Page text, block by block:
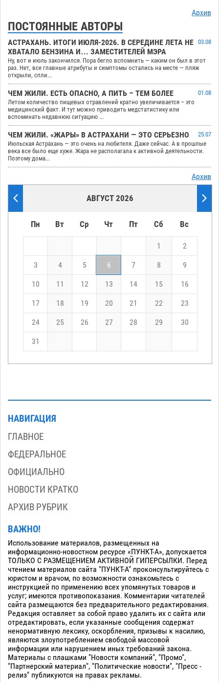
Архив
ПОСТОЯННЫЕ АВТОРЫ
АСТРАХАНЬ. ИТОГИ ИЮЛЯ-2026. В СЕРЕДИНЕ ЛЕТА НЕ
ХВАТАЛО БЕНЗИНА И… ЗАМЕСТИТЕЛЕЙ МЭРА
03.08
Ну, вот и июль закончился. Пора бегло вспомнить — каким он был в этот
раз. Нет, все главные атрибуты и симптомы остались на месте — пляж
открыли, спли...
ЧЕМ ЖИЛИ. ЕСТЬ ОПАСНО, А ПИТЬ – ТЕМ БОЛЕЕ
01.08
Летом количество пищевых отравлений кратно увеличивается – это
медицинский факт. И тут можно приводить медстатистику или
вспоминать недавнюю ситуацию ...
ЧЕМ ЖИЛИ. «ЖАРЫ» В АСТРАХАНИ — ЭТО СЕРЬЕЗНО
25.07
Июльская Астрахань — это очень на любителя. Даже сейчас. А в прошлые
века все было еще хуже. Жара не располагала к активной деятельности.
Поэтому дома...
Архив
АВГУСТ 2026
Пн Вт Ср Чт Пт Сб Вс
1 2
3 4 5 6 7 8 9
10 11 12 13 14 15 16
17 18 19 20 21 22 23
24 25 26 27 28 29 30
31
НАВИГАЦИЯ
ГЛАВНОЕ
ФЕДЕРАЛЬНОЕ
ОФИЦИАЛЬНО
НОВОСТИ КРАТКО
АРХИВ РУБРИК
ВАЖНО!
Использование материалов, размещенных на
информационно-новостном ресурсе «ПУНКТ-А», допускается
ТОЛЬКО С РАЗМЕЩЕНИЕМ АКТИВНОЙ ГИПЕРСЫЛКИ. Перед
чтением материалов сайта "ПУНКТ-А" проконсультируйтесь с
юристом и врачом, по возможности ознакомьтесь с
инструкцией по применению всех упомянутых товаров и
услуг; имеются противопоказания. Комментарии читателей
сайта размещаются без предварительного редактирования.
Редакция оставляет за собой право удалить их с сайта или
отредактировать, если указанные сообщения содержат
ненормативную лексику, оскорбления, призывы к насилию,
являются злоупотреблением свободой массовой
информации или нарушением иных требований закона.
Материалы с плашками "Новости компаний", "Промо",
"Партнерский материал", "Политические новости", "Пресс -
релиз" публикуются на правах рекламы.